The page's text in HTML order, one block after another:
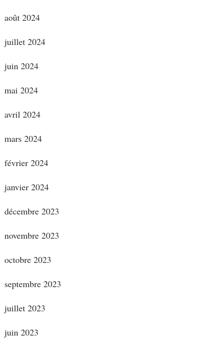
août 2024
juillet 2024
juin 2024
mai 2024
avril 2024
mars 2024
février 2024
janvier 2024
décembre 2023
novembre 2023
octobre 2023
septembre 2023
juillet 2023
juin 2023